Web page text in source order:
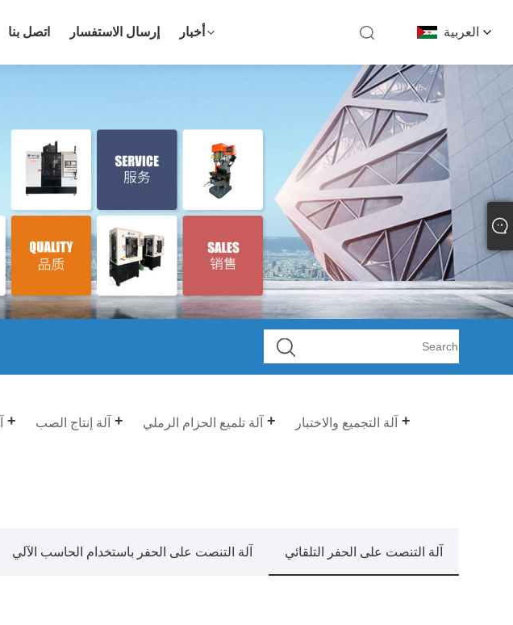
العربية اتصل بنا إرسال الاستفسار أخبار
آلة إنتاج الصب آلة تلميع الحزام الرملي آلة التجميع والاختبار
آلة التنصت على الحفر التلقائي آلة التنصت على الحفر باستخدام الحاسب الآلي